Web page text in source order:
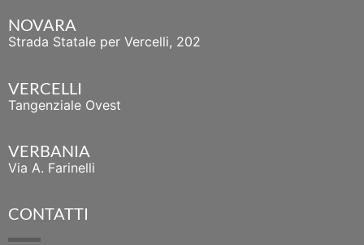
NOVARA
Strada Statale per Vercelli, 202
VERCELLI
Tangenziale Ovest
VERBANIA
Via A. Farinelli
CONTATTI